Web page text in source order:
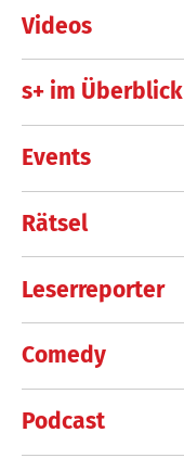
Videos
s+ im Überblick
Events
Rätsel
Leserreporter
Comedy
Podcast